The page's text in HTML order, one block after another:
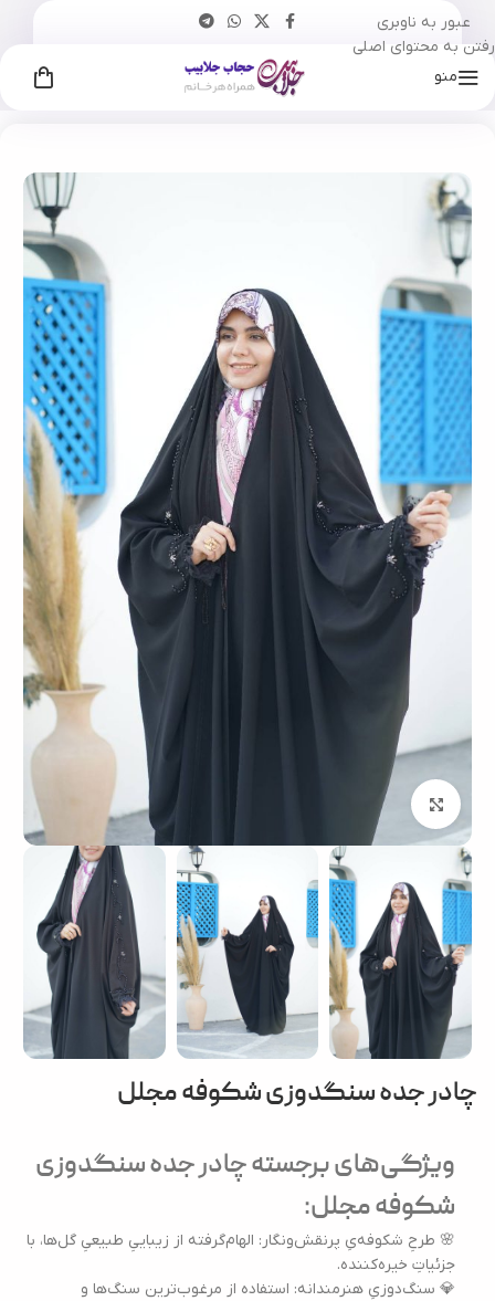
عبور به ناوبری
رفتن به محتوای اصلی
منو
بزرگنمایی تصویر
چادر جده سنگدوزی شکوفه مجلل
ویژگی‌های برجسته چادر جده سنگدوزی
شکوفه مجلل:
🌸 طرحِ شکوفه‌یِ پرنقش‌ونگار: الهام‌گرفته از زیباییِ طبیعیِ گل‌ها، با
جزئیاتِ خیره‌کننده.
💎 سنگ‌دوزیِ هنرمندانه: استفاده از مرغوب‌ترین سنگ‌ها و